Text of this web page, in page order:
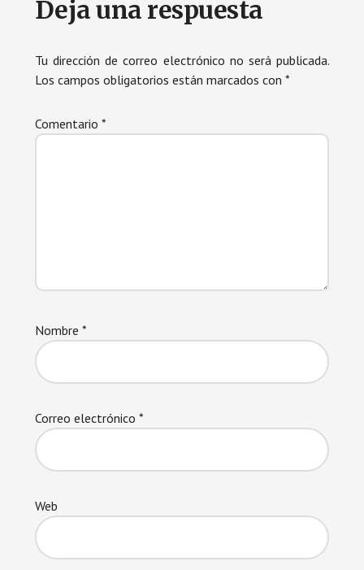
los
Deja una respuesta
Tu dirección de correo electrónico no será publicada.
Los campos obligatorios están marcados con *
Comentario *
Nombre *
Correo electrónico *
Web